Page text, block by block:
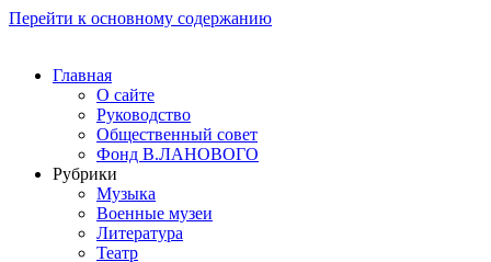
Перейти к основному содержанию
Главная
О сайте
Руководство
Общественный совет
Фонд В.ЛАНОВОГО
Рубрики
Музыка
Военные музеи
Литература
Театр